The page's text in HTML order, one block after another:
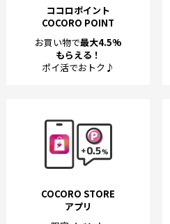
ココロポイント
COCORO POINT
お買い物で最大4.5%
もらえる！
ポイ活でおトク♪
COCORO STORE
アプリ